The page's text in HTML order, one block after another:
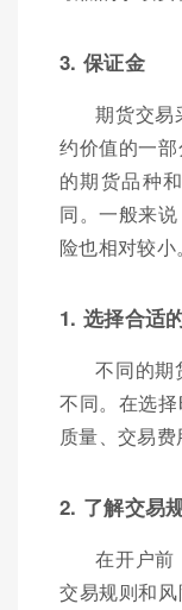
3. 保证金
期货交易
约价值的一
的期货品种
同。一般来
险也相对较小。
1. 选择合适
不同的期
不同。在选
质量、交易费
2. 了解交易
在开户前
交易规则和